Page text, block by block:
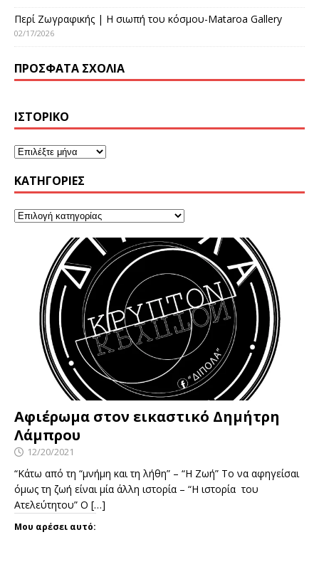
Περί Ζωγραφικής | Η σιωπή του κόσμου-Mataroa Gallery
02/17/2026
ΠΡΌΣΦΑΤΑ ΣΧΌΛΙΑ
ΙΣΤΟΡΙΚΌ
KΑΤΗΓΟΡΊΕΣ
Αφιέρωμα στον εικαστικό Δημήτρη
Λάμπρου
12/20/2021
“Κάτω από τη “μνήμη και τη λήθη” – “Η Ζωή” Το να αφηγείσαι
όμως τη ζωή είναι μία άλλη ιστορία – “Η ιστορία του
Ατελεύτητου” Ο […]
Μου αρέσει αυτό: